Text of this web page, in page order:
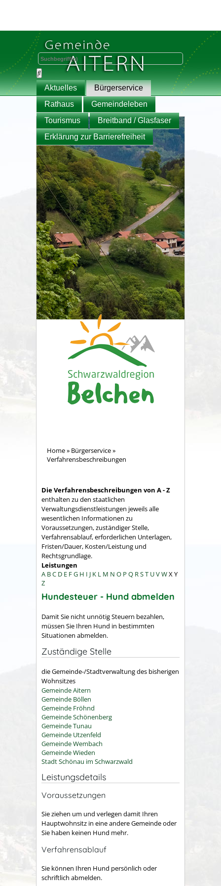
Aktuelles
Bürgerservice
Rathaus
Gemeindeleben
Tourismus
Breitband / Glasfaser
Erklärung zur Barrierefreiheit
Home» Bürgerservice»
Verfahrensbeschreibungen
Die Verfahrensbeschreibungen von A - Z
enthalten zu den staatlichen
Verwaltungsdienstleistungen jeweils alle
wesentlichen Informationen zu
Voraussetzungen, zuständiger Stelle,
Verfahrensablauf, erforderlichen Unterlagen,
Fristen/Dauer, Kosten/Leistung und
Rechtsgrundlage.
Leistungen
A BC D E FG H I J K L M N O P Q RST UVWX Y
Z
Hundesteuer - Hund abmelden
Damit Sie nicht unnötig Steuern bezahlen,
müssen Sie Ihren Hund in bestimmten
Situationen abmelden.
Zuständige Stelle
die Gemeinde-/Stadtverwaltung des bisherigen
Wohnsitzes
Gemeinde Aitern
Gemeinde Böllen
Gemeinde Fröhnd
Gemeinde Schönenberg
Gemeinde Tunau
Gemeinde Utzenfeld
Gemeinde Wembach
Gemeinde Wieden
Stadt Schönau im Schwarzwald
Leistungsdetails
Voraussetzungen
Sie ziehen um und verlegen damit Ihren
Hauptwohnsitz in eine andere Gemeinde oder
Sie haben keinen Hund mehr.
Verfahrensablauf
Sie können Ihren Hund persönlich oder
schriftlich abmelden.